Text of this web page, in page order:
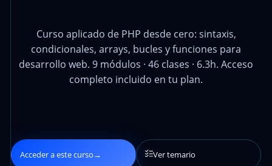
Curso aplicado de PHP desde cero: sintaxis,
condicionales, arrays, bucles y funciones para
desarrollo web. 9 módulos · 46 clases · 6.3h. Acceso
completo incluido en tu plan.
Acceder a este curso→ Ver temario